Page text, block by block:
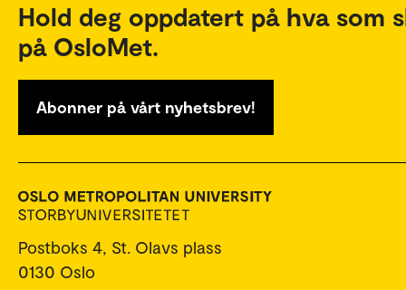
Hold deg oppdatert på hva som
på OsloMet.
Abonner på vårt nyhetsbrev!
Postboks 4, St. Olavs plass
0130 Oslo